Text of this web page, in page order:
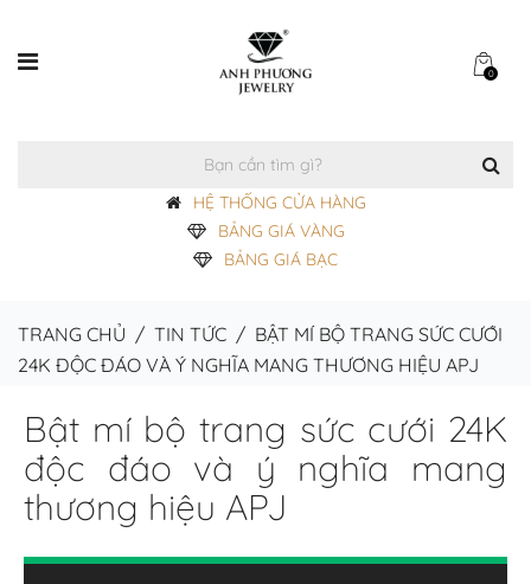
0
HỆ THỐNG CỬA HÀNG
BẢNG GIÁ VÀNG
BẢNG GIÁ BẠC
TRANG CHỦ / TIN TỨC / BẬT MÍ BỘ TRANG SỨC CƯỚI
24K ĐỘC ĐÁO VÀ Ý NGHĨA MANG THƯƠNG HIỆU APJ
Bật mí bộ trang sức cưới 24K
độc đáo và ý nghĩa mang
thương hiệu APJ